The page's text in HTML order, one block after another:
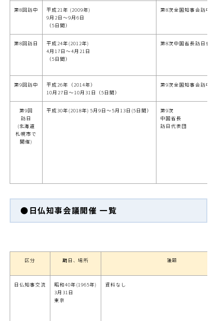
第8回訪中
平成21年 (2009年)
9月2日～9月6日
（5日間）
第8次全国知事会訪中
第8回訪日
平成24年(2012年)
4月17日～4月21日
（5日間）
第8次中国省長訪日代
第9回訪中
平成26年（2014年）
10月27日～10月31日（5日間）
第9次全国知事会訪中
第9回
訪日
(北海道
札幌市で
開催)
平成30年(2018年) 5月9日～5月13日(5日間）
第9次
中国省長
訪日代表団
●日仏知事会議開催 一覧
区分 期日、場所 議題
日仏知事交流
昭和40年(1965年)
3月31日
東京
資料なし